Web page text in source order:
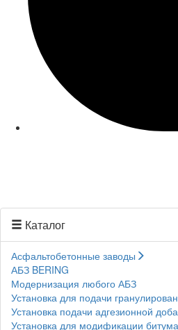
Каталог
Асфальтобетонные заводы
АБЗ BERING
Модернизация любого АБЗ
Установка для подачи
Установка подачи адгезионной
Установка для модификации битума